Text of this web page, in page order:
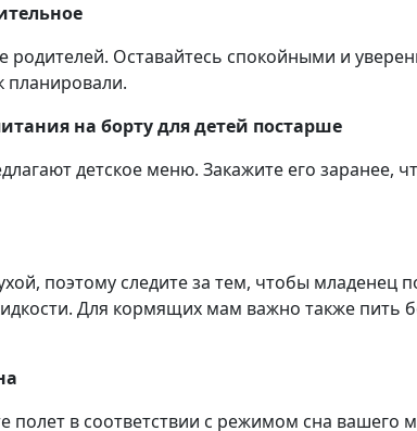
родителей. Оставайтесь спокойными и
планировали.
на бортудля детей постарше
детское меню. Закажите его заранее,
поэтому следите за тем, чтобы младенец
Для кормящих мам важно также пить
полет в соответствии с режимом сна вашего